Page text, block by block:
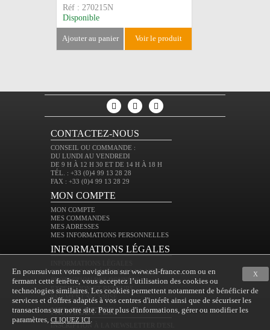
Réf : 270215N
Disponible
ajouter au panier voir le produit
CONTACTEZ-NOUS
CONSEIL OU COMMANDE :
DU LUNDI AU VENDREDI
DE 9 H À 12 H 30 ET DE 14 H À 18 H
TÉL. : +33 (0)4 99 13 28 28
FAX : +33 (0)4 99 13 28 29
MON COMPTE
MON COMPTE
MES COMMANDES
MES ADRESSES
MES INFORMATIONS PERSONNELLES
INFORMATIONS LÉGALES
CONDITIONS GÉNÉRALES DE VENTE
PROTECTION DES DONNÉES
EXPÉDITION ET RETOURS
PAIEMENT SÉCURISÉ
NEWSLETTER
INSCRIPTION À LA NEWSLETTER D'ESL
X
En poursuivant votre navigation sur www.esl-france.com ou en
fermant cette fenêtre, vous acceptez l’utilisation des cookies ou
technologies similaires. Les cookies permettent notamment de bénéficier de
services et d'offres adaptés à vos centres d'intérêt ainsi que de sécuriser les
transactions sur notre site. Pour plus d'informations, gérer ou modifier les
paramètres, CLIQUEZ ICI.